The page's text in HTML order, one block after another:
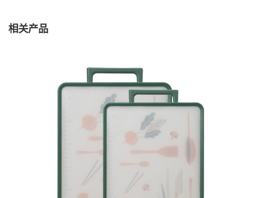
相关产品